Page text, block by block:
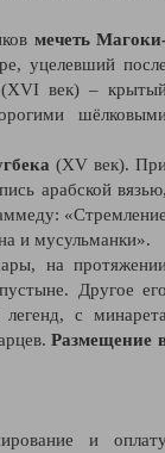
мечеть
уцелевший
(XVI век) –
(XV век).
арабской
и мусульманки».
на
Другое
с
Размещение
и